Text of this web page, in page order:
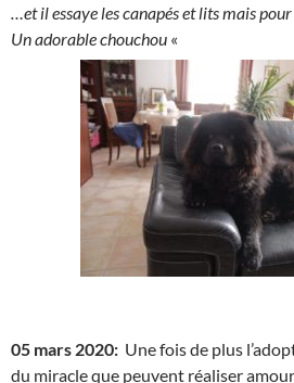
…et il essaye les canapés et lits mais
Un adorable chouchou «
05 mars 2020: Une fois de plus
du miracle que peuvent réaliser